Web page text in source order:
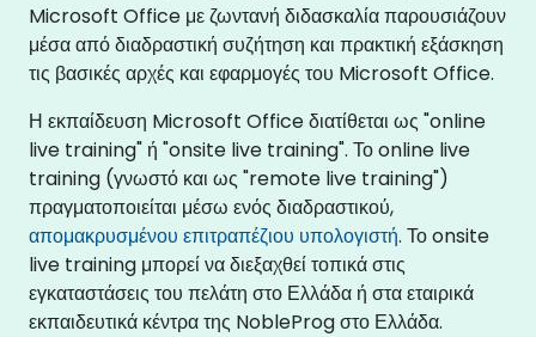
Microsoft Office με ζωντανή διδασκαλία παρουσιάζουν
μέσα από διαδραστική συζήτηση και πρακτική εξάσκηση
τις βασικές αρχές και εφαρμογές του Microsoft Office.
Η εκπαίδευση Microsoft Office διατίθεται ως "online
live training" ή "onsite live training". Το online live
training (γνωστό και ως "remote live training")
πραγματοποιείται μέσω ενός διαδραστικού,
απομακρυσμένου επιτραπέζιου υπολογιστή. Το onsite
live training μπορεί να διεξαχθεί τοπικά στις
εγκαταστάσεις του πελάτη στο Ελλάδα ή στα εταιρικά
εκπαιδευτικά κέντρα της NobleProg στο Ελλάδα.